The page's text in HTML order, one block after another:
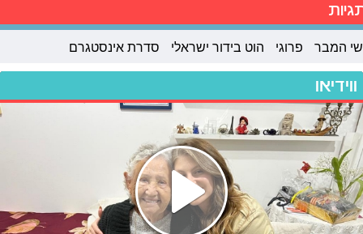
שי המבר פרוגי הוט בידור ישראלי סדרת אינסטגרם
ווידיאו